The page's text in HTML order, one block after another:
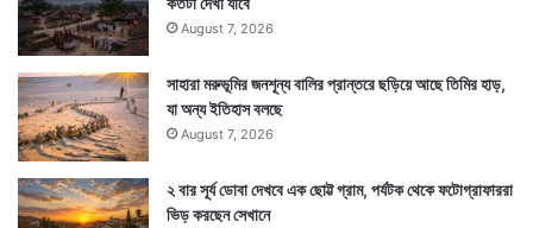
সম্ভাবনা বাড়ে।
তাই ধূমপান ত্যাগ করা চুল সুস্থ রাখার জন্য প্রয়োজন বলে
জানিয়েছেন চিকিৎসক অভিষেক পিলানি। এর পরেও চুলের সমস্যা
থেকে গেলে চিকিৎসকের পরামর্শ তো নিতেই হবে। — সংবাদ
সংস্থার সাহায্য নিয়ে লেখা
August 7, 2026
সাহারা মরুভূমির জনশূন্য বালির প্রান্তরে ছড়িয়ে আছে তিমির হাড়,
যা অন্য ইতিহাস বলছে
August 7, 2026
২ বার সূর্য ডোবা দেখবে এক ছোট্ট গ্রাম, পর্যটক থেকে ফটোগ্রাফাররা
ভিড় করছেন সেখানে